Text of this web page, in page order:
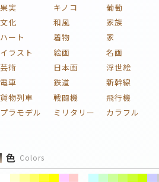
果実
キノコ 葡萄
文化
和風 家族
ハート
着物 家
イラスト
絵画 名画
芸術
日本画 浮世絵
電車
鉄道 新幹線
貨物列車
戦闘機 飛行機
プラモデル
ミリタリー カラフル
色 Colors